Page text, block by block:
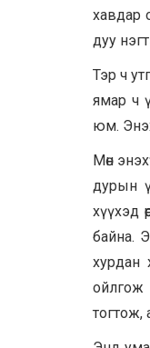
хавдар
дуу
Тэр ч
ямар ч
юм.
Мөн
дурын
хүүхэд
байна.
хурдан
ойлгож
тогтож,